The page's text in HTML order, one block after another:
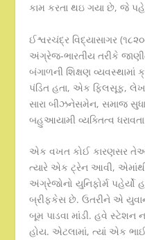
કામ કરતા થઇ ગયા છે, જે
ઈશ્વરચંદ્ર વિદ્યાસાગર
અંગ્રેજ-ભારતીય તરીકે
બંગાળની શિક્ષણ વ્યવસ્થામાં
પંડિત હતા, એક ફિલસૂફ,
સારા બીઝનેસમેન, સમાજ
બહુઆયામી વ્યક્તિત્વ
એક વખત કોઈ કારણસર
ત્યારે એક ટ્રેન આવી,
અંગ્રેજોનો યુનિફોર્મ પહેર્યો
બ્રીફકેસ છે. ઉતરીને એ
બૂમ પાડવા માંડી. હવે સ્ટેશન
હોય. એટલામાં, ત્યાં એક